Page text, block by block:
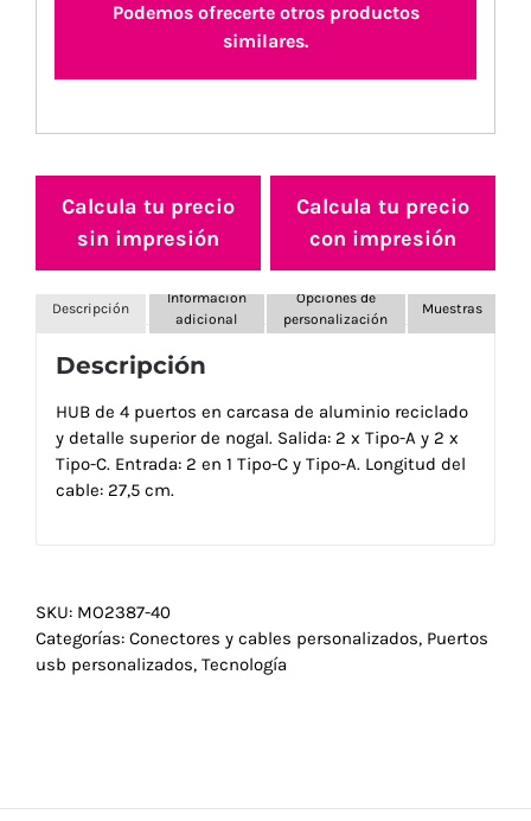
Podemos ofrecerte otros productos
similares.
Calcula tu precio
sin impresión
Calcula tu precio
con impresión
Descripción
Información
adicional
Opciones de
personalización
Muestras
Descripción
HUB de 4 puertos en carcasa de aluminio reciclado
y detalle superior de nogal. Salida: 2 x Tipo-A y 2 x
Tipo-C. Entrada: 2 en 1 Tipo-C y Tipo-A. Longitud del
cable: 27,5 cm.
SKU: MO2387-40
Categorías: Conectores y cables personalizados, Puertos
usb personalizados, Tecnología